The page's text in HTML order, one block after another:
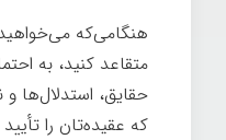
هنگامی‌که
متقاعد کنید، به
حقایق، استدلال‌ها
که عقیده‌تان را